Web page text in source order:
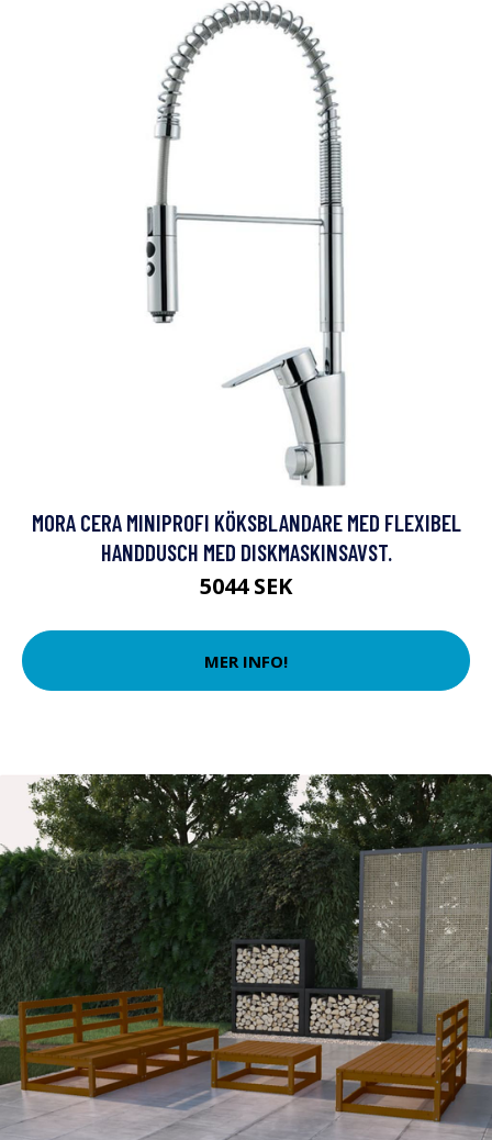
MORA CERA MINIPROFI KÖKSBLANDARE MED FLEXIBEL
HANDDUSCH MED DISKMASKINSAVST.
5044 SEK
MER INFO!